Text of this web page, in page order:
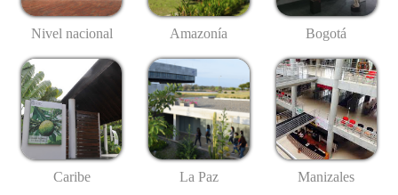
Nivel nacional Amazonía Bogotá
Caribe La Paz Manizales